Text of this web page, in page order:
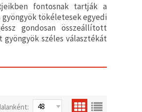
fontosnak tartják a
tökéletesek egyedi
gondosan összeállított
széles választékát